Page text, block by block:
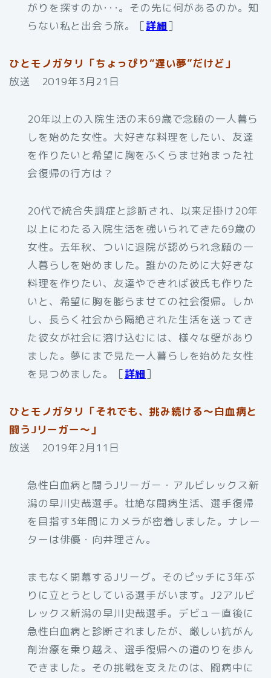
がりを探すのか･･･。その先に何があるのか。知
らない私と出会う旅。［詳細］
ひとモノガタリ「ちょっぴり“遅い夢”だけど」
放送 2019年3月21日
20年以上の入院生活の末69歳で念願の一人暮ら
しを始めた女性。大好きな料理をしたい、友達
を作りたいと希望に胸をふくらませ始まった社
会復帰の行方は？
20代で統合失調症と診断され、以来足掛け20年
以上にわたる入院生活を強いられてきた69歳の
女性。去年秋、ついに退院が認められ念願の一
人暮らしを始めました。誰かのために大好きな
料理を作りたい、友達やできれば彼氏も作りた
いと、希望に胸を膨らませての社会復帰。しか
し、長らく社会から隔絶された生活を送ってき
た彼女が社会に溶け込むには、様々な壁があり
ました。夢にまで見た一人暮らしを始めた女性
を見つめました。［詳細］
ひとモノガタリ「それでも、挑み続ける～白血病と
闘うJリーガー～」
放送 2019年2月11日
急性白血病と闘うJリーガー・アルビレックス新
潟の早川史哉選手。壮絶な闘病生活、選手復帰
を目指す3年間にカメラが密着しました。ナレー
ターは俳優・向井理さん。
まもなく開幕するJリーグ。そのピッチに3年ぶ
りに立とうとしている選手がいます。J2アルビ
レックス新潟の早川史哉選手。デビュー直後に
急性白血病と診断されましたが、厳しい抗がん
剤治療を乗り越え、選手復帰への道のりを歩ん
できました。その挑戦を支えたのは、闘病中に